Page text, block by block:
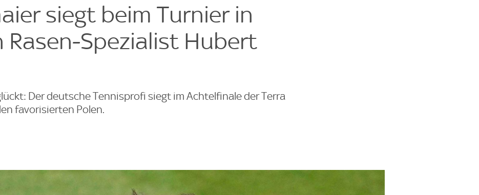
siegt beim Turnier in
Rasen-Spezialist Hubert
Der deutsche Tennisprofi siegt im Achtelfinale der Terra
favorisierten Polen.